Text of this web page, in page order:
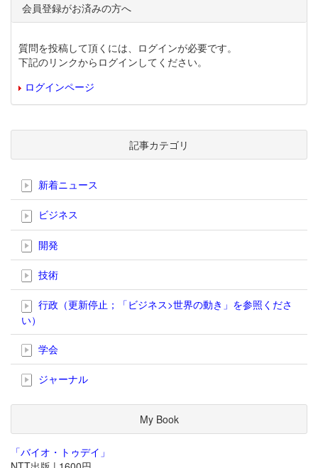
会員登録がお済みの方へ
質問を投稿して頂くには、ログインが必要です。
下記のリンクからログインしてください。
ログインページ
記事カテゴリ
新着ニュース
ビジネス
開発
技術
行政（更新停止；「ビジネス>世界の動き」を参照くださ
い）
学会
ジャーナル
My Book
「バイオ・トゥデイ」